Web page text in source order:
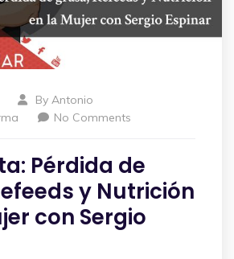
By Antonio
No Comments
Pérdida de
y Nutrición
con Sergio